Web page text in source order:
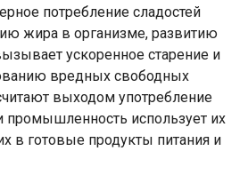
потребление сладостей
жира в организме, развитию
ускоренное старение и
вредных свободных
выходом употребление
промышленность использует их
в готовые продукты питания и